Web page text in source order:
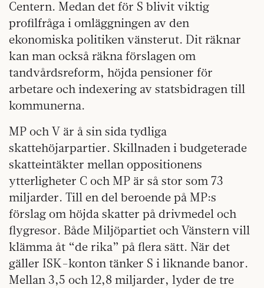
Centern. Medan det för S blivit viktig
profilfråga i omläggningen av den
ekonomiska politiken vänsterut. Dit räknar
kan man också räkna förslagen om
tandvårdsreform, höjda pensioner för
arbetare och indexering av statsbidragen till
kommunerna.
MP och V är å sin sida tydliga
skattehöjarpartier. Skillnaden i budgeterade
skatteintäkter mellan oppositionens
ytterligheter C och MP är så stor som 73
miljarder. Till en del beroende på MP:s
förslag om höjda skatter på drivmedel och
flygresor. Både Miljöpartiet och Vänstern vill
klämma åt “de rika” på flera sätt. När det
gäller ISK-konton tänker S i liknande banor.
Mellan 3,5 och 12,8 miljarder, lyder de tre